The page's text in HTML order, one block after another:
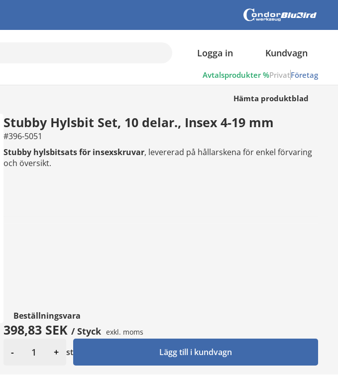
Logga in Kundvagn
Avtalsprodukter %PrivatFöretag
Hämta produktblad
Stubby Hylsbit Set, 10 delar., Insex 4-19 mm
#396-5051
Stubby hylsbitsats för insexskruvar, levererad på hållarskena för enkel förvaring
och översikt.
Beställningsvara
398,83 SEK / Styck exkl. moms
- + st Lägg till i kundvagn